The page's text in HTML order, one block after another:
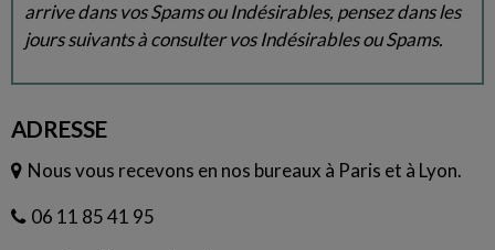
arrive dans vos Spams ou Indésirables, pensez dans les
jours suivants à consulter vos Indésirables ou Spams.
ADRESSE
Nous vous recevons en nos bureaux à Paris et à Lyon.
06 11 85 41 95